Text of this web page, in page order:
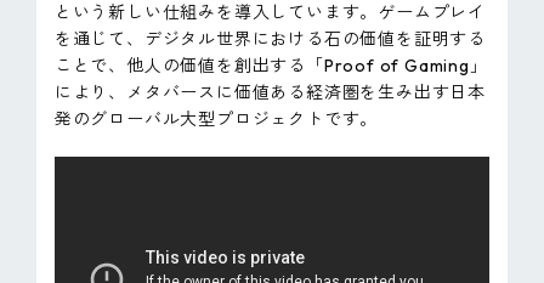
という新しい仕組みを導入しています。ゲームプレイ
を通じて、デジタル世界における石の価値を証明する
ことで、他人の価値を創出する「Proof of Gaming」
により、メタバースに価値ある経済圏を生み出す日本
発のグローバル大型プロジェクトです。